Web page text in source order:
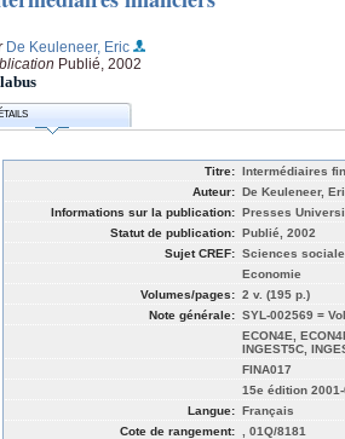
De Keuleneer, Eric
Publié, 2002
Titre: Intermédiaires
Auteur: De Keuleneer,
Informations sur la publication: Presses
Statut de publication: Publié, 2002
Sujet CREF: Sciences
Economie
Volumes/pages: 2 v. (195 p.)
Note générale: SYL-002569 =
ECON4E,
INGEST5C,
FINA017
15e édition 2001-
Langue: Français
Cote de rangement:
, 01Q/8181